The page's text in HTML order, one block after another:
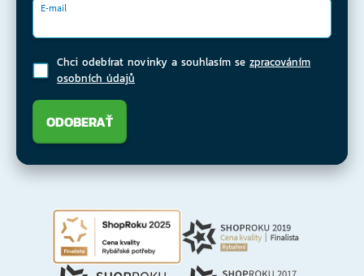
E-mail
Chci odebírat novinky a souhlasím se zpracováním
osobních údajů
ODOBERAŤ